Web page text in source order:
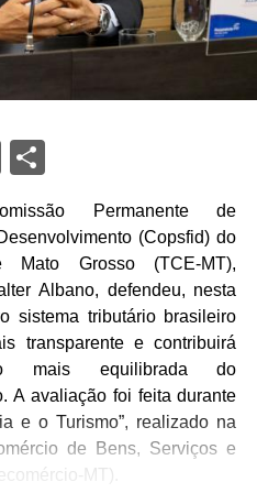
LinkedIn
Share
Permanente de
(Copsfid) do
Grosso (TCE-MT),
Albano, defendeu, nesta
sistema tributário brasileiro
transparente e contribuirá
mais equilibrada do
A avaliação foi feita durante
e o Turismo”, realizado na
de Bens, Serviços e
MT).